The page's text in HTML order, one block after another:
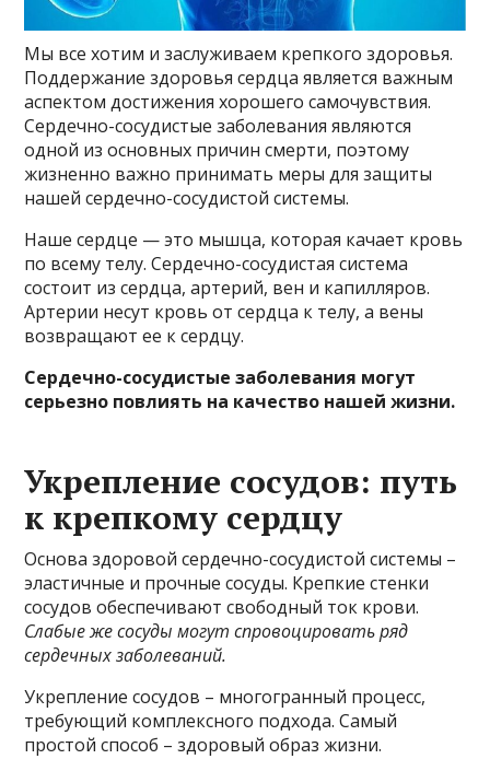
Мы все хотим и заслуживаем крепкого здоровья.
Поддержание здоровья сердца является важным
аспектом достижения хорошего самочувствия.
Сердечно-сосудистые заболевания являются
одной из основных причин смерти, поэтому
жизненно важно принимать меры для защиты
нашей сердечно-сосудистой системы.
Наше сердце — это мышца, которая качает кровь
по всему телу. Сердечно-сосудистая система
состоит из сердца, артерий, вен и капилляров.
Артерии несут кровь от сердца к телу, а вены
возвращают ее к сердцу.
Сердечно-сосудистые заболевания могут
серьезно повлиять на качество нашей жизни.
Укрепление сосудов: путь
к крепкому сердцу
Основа здоровой сердечно-сосудистой системы –
эластичные и прочные сосуды. Крепкие стенки
сосудов обеспечивают свободный ток крови.
Слабые же сосуды могут спровоцировать ряд
сердечных заболеваний.
Укрепление сосудов – многогранный процесс,
требующий комплексного подхода. Самый
простой способ – здоровый образ жизни.